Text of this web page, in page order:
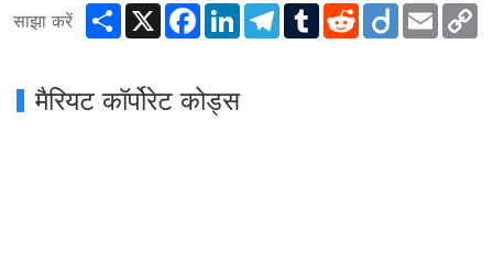
साझा करें ShareX Facebook
LinkedInTelegram
TumblrRedditDiigo Email
मैरियट कॉर्पोरेट कोड्स